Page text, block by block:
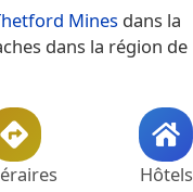
Mines dans la
dans la région de
Hôtels